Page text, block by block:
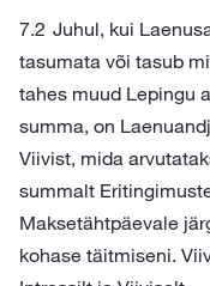
Juhul, kui
tasumata või tasub
tahes muud Lepingu
summa, on
Viivist, mida
summalt
Maksetähtpäevale
kohase täitmiseni.